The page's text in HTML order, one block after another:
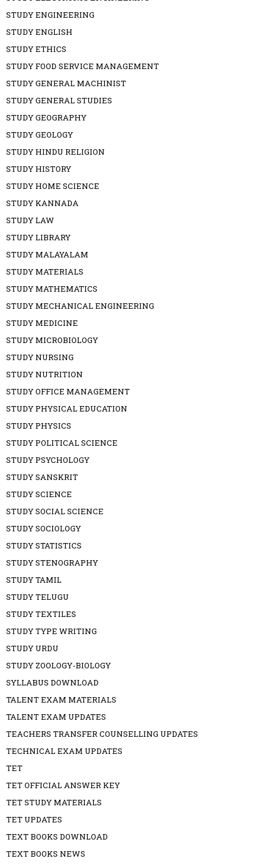
STUDY ENGINEERING
STUDY ENGLISH
STUDY ETHICS
STUDY FOOD SERVICE MANAGEMENT
STUDY GENERAL MACHINIST
STUDY GENERAL STUDIES
STUDY GEOGRAPHY
STUDY GEOLOGY
STUDY HINDU RELIGION
STUDY HISTORY
STUDY HOME SCIENCE
STUDY KANNADA
STUDY LAW
STUDY LIBRARY
STUDY MALAYALAM
STUDY MATERIALS
STUDY MATHEMATICS
STUDY MECHANICAL ENGINEERING
STUDY MEDICINE
STUDY MICROBIOLOGY
STUDY NURSING
STUDY NUTRITION
STUDY OFFICE MANAGEMENT
STUDY PHYSICAL EDUCATION
STUDY PHYSICS
STUDY POLITICAL SCIENCE
STUDY PSYCHOLOGY
STUDY SANSKRIT
STUDY SCIENCE
STUDY SOCIAL SCIENCE
STUDY SOCIOLOGY
STUDY STATISTICS
STUDY STENOGRAPHY
STUDY TAMIL
STUDY TELUGU
STUDY TEXTILES
STUDY TYPE WRITING
STUDY URDU
STUDY ZOOLOGY-BIOLOGY
SYLLABUS DOWNLOAD
TALENT EXAM MATERIALS
TALENT EXAM UPDATES
TEACHERS TRANSFER COUNSELLING UPDATES
TECHNICAL EXAM UPDATES
TET
TET OFFICIAL ANSWER KEY
TET STUDY MATERIALS
TET UPDATES
TEXT BOOKS DOWNLOAD
TEXT BOOKS NEWS